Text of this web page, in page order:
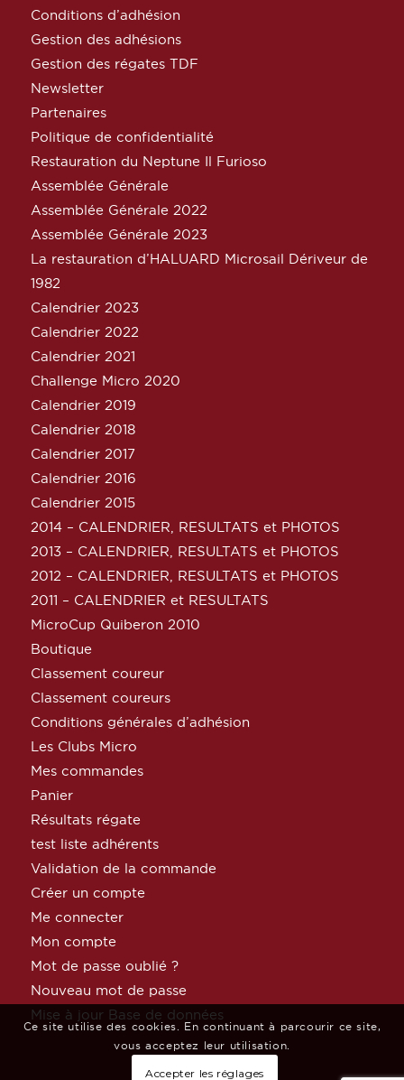
Conditions d’adhésion
Gestion des adhésions
Gestion des régates TDF
Newsletter
Partenaires
Politique de confidentialité
Restauration du Neptune Il Furioso
Assemblée Générale
Assemblée Générale 2022
Assemblée Générale 2023
La restauration d’HALUARD Microsail Dériveur de
1982
Calendrier 2023
Calendrier 2022
Calendrier 2021
Challenge Micro 2020
Calendrier 2019
Calendrier 2018
Calendrier 2017
Calendrier 2016
Calendrier 2015
2014 – CALENDRIER, RESULTATS et PHOTOS
2013 – CALENDRIER, RESULTATS et PHOTOS
2012 – CALENDRIER, RESULTATS et PHOTOS
2011 – CALENDRIER et RESULTATS
MicroCup Quiberon 2010
Boutique
Classement coureur
Classement coureurs
Conditions générales d’adhésion
Les Clubs Micro
Mes commandes
Panier
Résultats régate
test liste adhérents
Validation de la commande
Créer un compte
Me connecter
Mon compte
Mot de passe oublié ?
Nouveau mot de passe
Mise à jour Base de données
Ce site utilise des cookies. En continuant à parcourir ce site,
vous acceptez leur utilisation.
Accepter les réglages